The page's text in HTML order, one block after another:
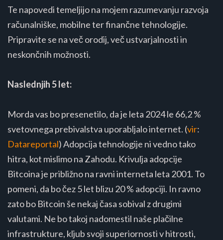
Te napovedi temeljijo na mojem razumevanju razvoja
računalniške, mobilne ter finančne tehnologije.
Pripravite se na več orodij, več ustvarjalnosti in
neskončnih možnosti.
Naslednjih 5 let:
Morda vas bo presenetilo, da je leta 2024 le 66,2 %
svetovnega prebivalstva uporabljalo internet. (vir:
Datareportal) Adopcija tehnologije ni vedno tako
hitra, kot mislimo na Zahodu. Krivulja adopcije
Bitcoina je približno na ravni interneta leta 2001. To
pomeni, da bo čez 5 let blizu 20 % adopciji. In ravno
zato bo Bitcoin še nekaj časa sobival z drugimi
valutami. Ne bo takoj nadomestil naše plačilne
infrastrukture, kljub svoji superiornosti v hitrosti,